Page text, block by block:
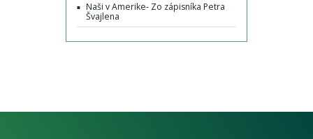
Naši v Amerike- Zo zápisníka Petra
Švajlena